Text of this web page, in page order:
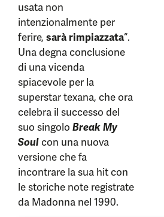
usata non
intenzionalmente per
ferire, sarà rimpiazzata“.
Una degna conclusione
di una vicenda
spiacevole per la
superstar texana, che ora
celebra il successo del
suo singolo Break My
Soulcon una nuova
versione che fa
incontrare la sua hit con
le storiche note registrate
da Madonna nel 1990.